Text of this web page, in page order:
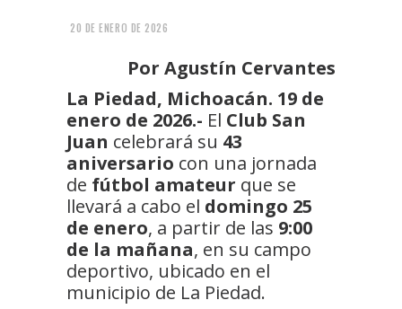
20 DE ENERO DE 2026
Por Agustín Cervantes
La Piedad, Michoacán. 19 de
enero de 2026.- El Club San
Juan celebrará su 43
aniversario con una jornada
de fútbol amateur que se
llevará a cabo el domingo 25
de enero, a partir de las 9:00
de la mañana, en su campo
deportivo, ubicado en el
municipio de La Piedad.